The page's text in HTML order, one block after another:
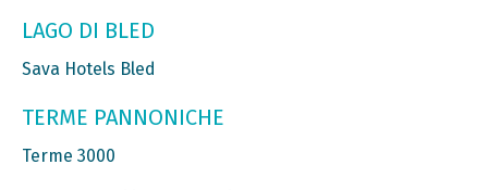
LAGO DI BLED
Sava Hotels Bled
TERME PANNONICHE
Terme 3000